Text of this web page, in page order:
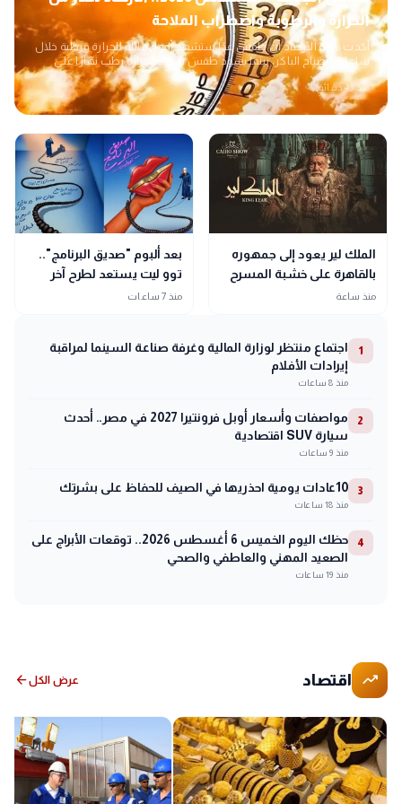
الحرارة والرطوبة واضطراب الملاحة
أكدت هيئة الأرصاد أن طقس غدًا ستشهد أجواءً مائلة للحرارة ورطبة خلال
ساعات الصباح الباكر، بينما يسود طقس شديد الحرارة رطب نهارًا على
أغلب المحافظات
منذ 43 دقائق
الملك لير يعود إلى جمهوره
بالقاهرة على خشبة المسرح
القومي بالعتبة
منذ ساعة
بعد ألبوم "صديق البرنامج"..
توو ليت يستعد لطرح آخر
جديد في فصل الشتاء
منذ 7 ساعات
1
اجتماع منتظر لوزارة المالية وغرفة صناعة السينما لمراقبة
إيرادات الأفلام
منذ 8 ساعات
2
مواصفات وأسعار أوبل فرونتيرا 2027 في مصر.. أحدث
سيارة SUV اقتصادية
منذ 9 ساعات
3 10عادات يومية احذريها في الصيف للحفاظ على بشرتك
منذ 18 ساعات
4
حظك اليوم الخميس 6 أغسطس 2026.. توقعات الأبراج على
الصعيد المهني والعاطفي والصحي
منذ 19 ساعات
trending_up اقتصاد عرض الكلarrow_back